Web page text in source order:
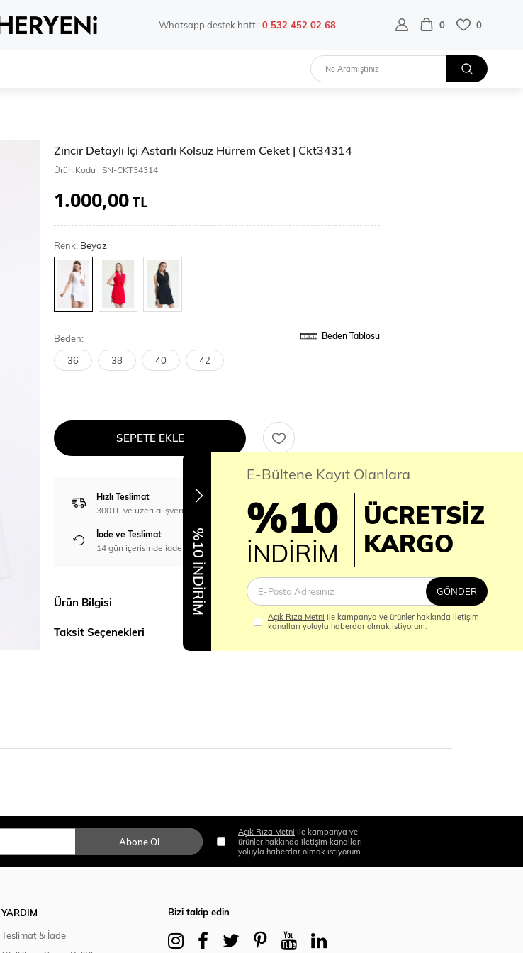
Whatsapp destek hattı:0 532 452 02 68 0 0
Zincir Detaylı İçi Astarlı Kolsuz Hürrem Ceket | Ckt34314
Ürün Kodu : SN-CKT34314
1.000,00TL
Renk: Beyaz
Beden: Beden Tablosu
36 38 40 42
SEPETE EKLE
Hızlı Teslimat
300TL ve üzeri alışverişlerde ÜCRETSİZ KARGO
İade ve Teslimat
14 gün içerisinde iade imkanı
Ürün Bilgisi
Taksit Seçenekleri
%10 İNDİRİM
E-Bültene Kayıt Olanlara
%10
İNDİRİM
ÜCRETSİZ
KARGO
GÖNDER
Açık Rıza Metni ile kampanya ve ürünler hakkında iletişim
kanalları yoluyla haberdar olmak istiyorum.
Abone Ol
Açık Rıza Metni ile kampanya ve
ürünler hakkında iletişim kanalları
yoluyla haberdar olmak istiyorum.
YARDIM
Teslimat & İade
Bizi takip edin